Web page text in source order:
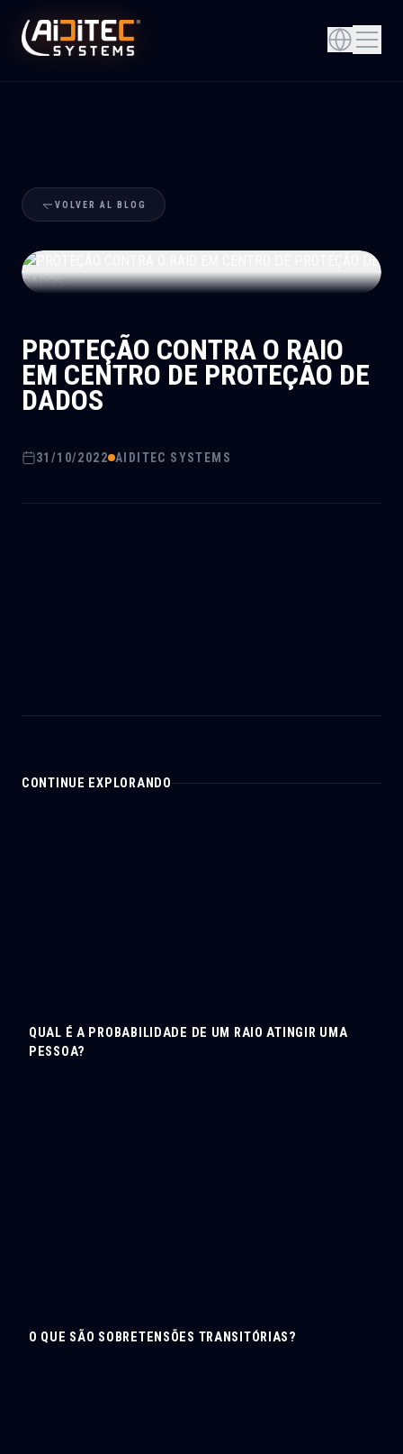
VOLVER AL BLOG
PROTEÇÃO CONTRA O RAIO
EM CENTRO DE PROTEÇÃO DE
DADOS
31/10/2022 AIDITEC SYSTEMS
CONTINUE EXPLORANDO
QUAL É A PROBABILIDADE DE UM RAIO ATINGIR UMA
PESSOA?
O QUE SÃO SOBRETENSÕES TRANSITÓRIAS?